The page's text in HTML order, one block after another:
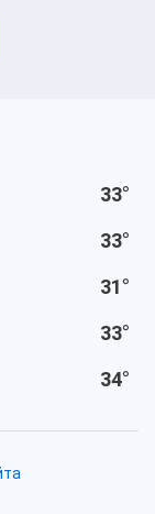
33°
33°
31°
33°
34°